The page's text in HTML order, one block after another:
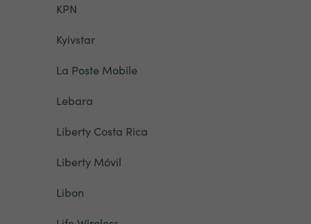
KPN
Kyivstar
La Poste Mobile
Lebara
Liberty Costa Rica
Liberty Móvil
Libon